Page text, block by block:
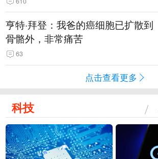
亨特·拜登：我爸的癌细胞已扩散到
骨骼外，非常痛苦
63
点击查看更多
科技